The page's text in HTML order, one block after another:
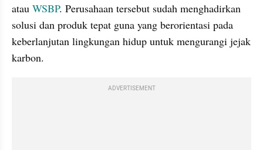
atau WSBP. Perusahaan tersebut sudah menghadirkan
solusi dan produk tepat guna yang berorientasi pada
keberlanjutan lingkungan hidup untuk mengurangi jejak
karbon.
ADVERTISEMENT